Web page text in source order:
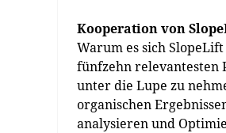
Kooperation von
Warum es sich
fünfzehn relevantesten
unter die Lupe zu
organischen
analysieren und